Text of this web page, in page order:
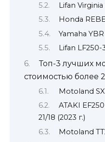
Lifan Virginia
Honda
Yamaha
Lifan LF250-
Топ-3 лучших
стоимостью более
Motoland
ATAKI
21/18 (2023 г.)
Motoland